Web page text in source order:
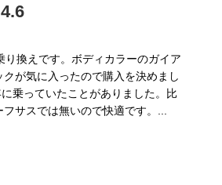
4.6
り換えです。ボディカラーのガイア
が気に入ったので購入を決めまし
乗っていたことがありました。比
サスでは無いので快適です。...